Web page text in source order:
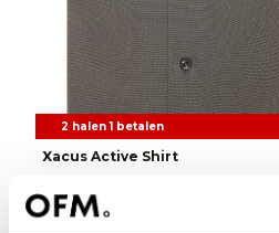
2 halen 1 betalen
Xacus Active Shirt